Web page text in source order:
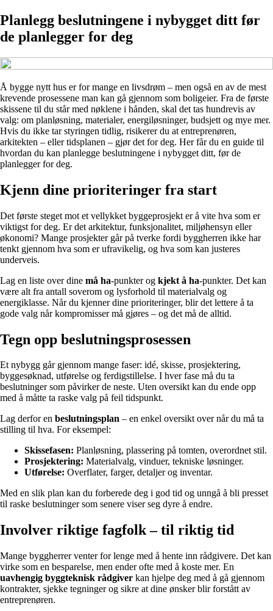
Planlegg beslutningene i nybygget ditt før
de planlegger for deg
Å bygge nytt hus er for mange en livsdrøm – men også en av de mest
krevende prosessene man kan gå gjennom som boligeier. Fra de første
skissene til du står med nøklene i hånden, skal det tas hundrevis av
valg: om planløsning, materialer, energiløsninger, budsjett og mye mer.
Hvis du ikke tar styringen tidlig, risikerer du at entreprenøren,
arkitekten – eller tidsplanen – gjør det for deg. Her får du en guide til
hvordan du kan planlegge beslutningene i nybygget ditt, før de
planlegger for deg.
Kjenn dine prioriteringer fra start
Det første steget mot et vellykket byggeprosjekt er å vite hva som er
viktigst for deg. Er det arkitektur, funksjonalitet, miljøhensyn eller
økonomi? Mange prosjekter går på tverke fordi byggherren ikke har
tenkt gjennom hva som er ufravikelig, og hva som kan justeres
underveis.
Lag en liste over dine må ha-punkter og kjekt å ha-punkter. Det kan
være alt fra antall soverom og lysforhold til materialvalg og
energiklasse. Når du kjenner dine prioriteringer, blir det lettere å ta
gode valg når kompromisser må gjøres – og det må de alltid.
Tegn opp beslutningsprosessen
Et nybygg går gjennom mange faser: idé, skisse, prosjektering,
byggesøknad, utførelse og ferdigstillelse. I hver fase må du ta
beslutninger som påvirker de neste. Uten oversikt kan du ende opp
med å måtte ta raske valg på feil tidspunkt.
Lag derfor en beslutningsplan – en enkel oversikt over når du må ta
stilling til hva. For eksempel:
Skissefasen: Planløsning, plassering på tomten, overordnet stil.
Prosjektering: Materialvalg, vinduer, tekniske løsninger.
Utførelse: Overflater, farger, detaljer og inventar.
Med en slik plan kan du forberede deg i god tid og unngå å bli presset
til raske beslutninger som senere viser seg dyre å endre.
Involver riktige fagfolk – til riktig tid
Mange byggherrer venter for lenge med å hente inn rådgivere. Det kan
virke som en besparelse, men ender ofte med å koste mer. En
uavhengig byggteknisk rådgiver kan hjelpe deg med å gå gjennom
kontrakter, sjekke tegninger og sikre at dine ønsker blir forstått av
entreprenøren.